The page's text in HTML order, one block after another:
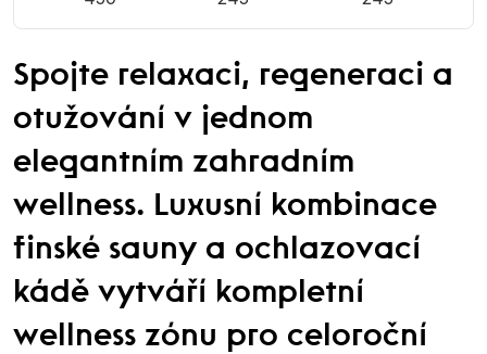
Spojte relaxaci, regeneraci a
otužování v jednom
elegantním zahradním
wellness. Luxusní kombinace
finské sauny a ochlazovací
kádě vytváří kompletní
wellness zónu pro celoroční